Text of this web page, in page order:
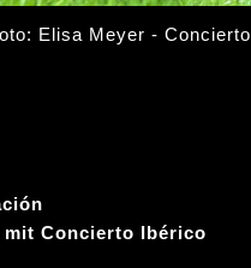
Elisa Meyer -
mit Concierto Ibérico